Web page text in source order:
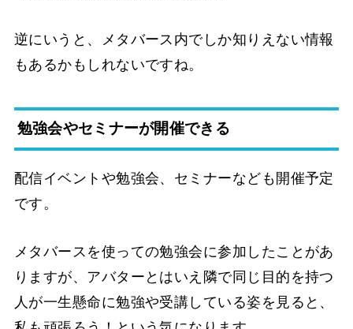
逆にいうと、メタバース内でしか知りえない情報
もあるかもしれないですね。
勉強会やセミナーが開催できる
配信イベントや勉強会、セミナーなども開催予定
です。
メタバースを使っての勉強会に参加したことがあ
りますが、アバターとはいえ隣で同じ目的を持つ
人が一生懸命に勉強や受講している姿を見ると、